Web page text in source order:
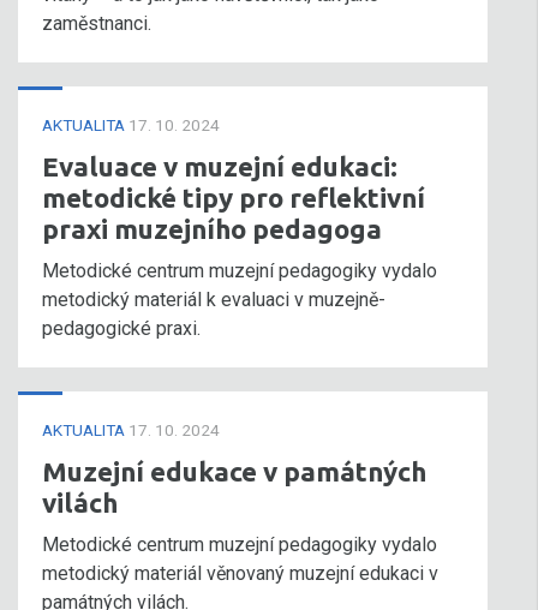
zaměstnanci.
AKTUALITA 17. 10. 2024
Evaluace v muzejní edukaci:
metodické tipy pro reflektivní
praxi muzejního pedagoga
Metodické centrum muzejní pedagogiky vydalo
metodický materiál k evaluaci v muzejně-
pedagogické praxi.
AKTUALITA 17. 10. 2024
Muzejní edukace v památných
vilách
Metodické centrum muzejní pedagogiky vydalo
metodický materiál věnovaný muzejní edukaci v
památných vilách.